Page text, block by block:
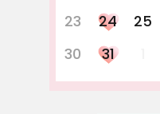
23
24 25
30
31